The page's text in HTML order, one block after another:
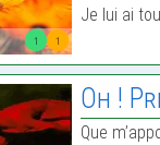
1 1
Je lui ai
Oh !
Que